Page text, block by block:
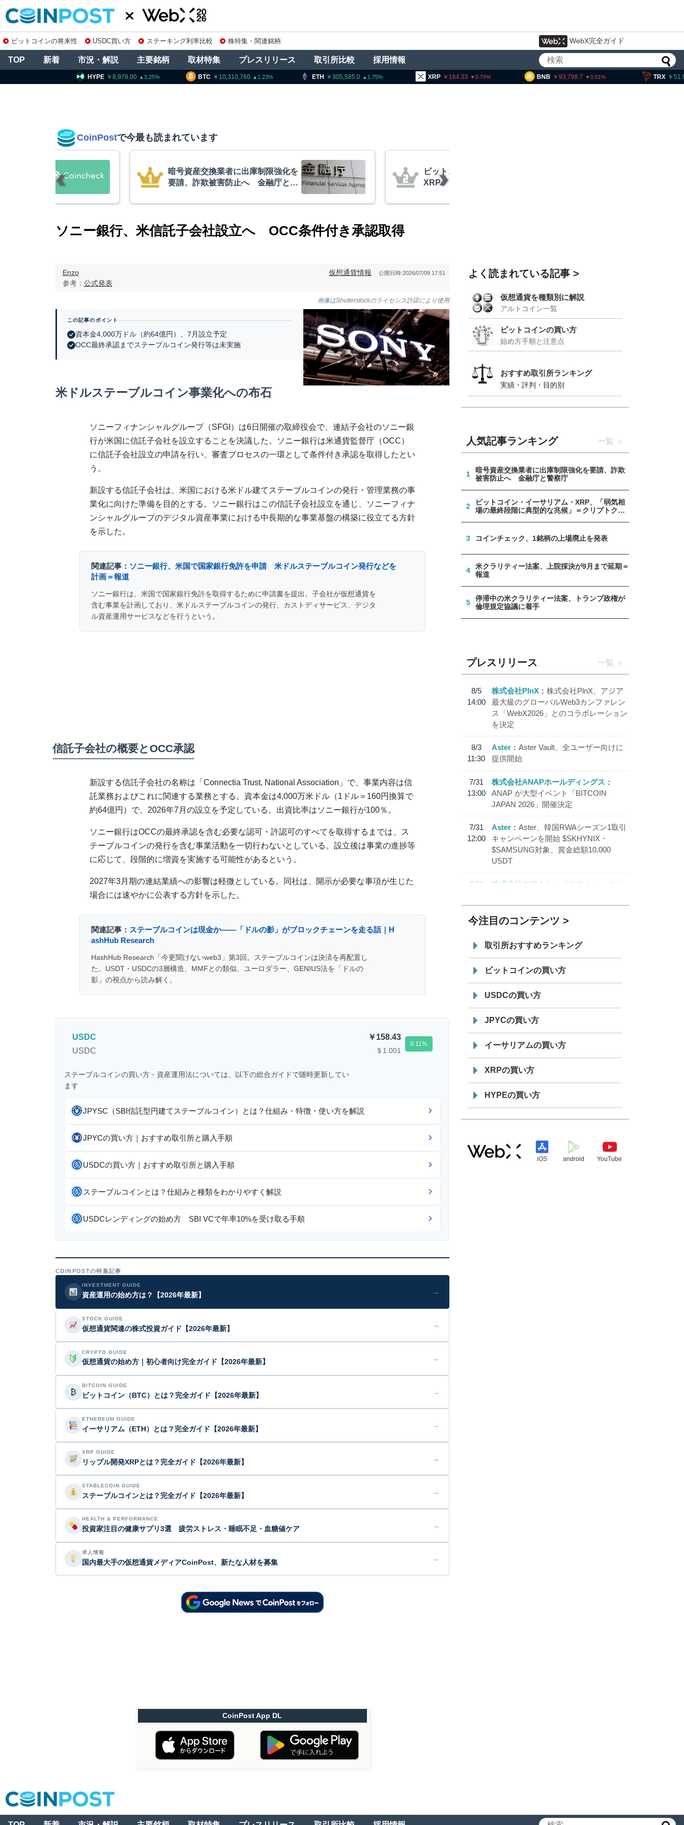
ビットコインの将来性 USDC買い方 ステーキング利率比較 株特集・関連銘柄 WebX完全ガイド
TOP 新着 市況・解説 主要銘柄 取材特集 プレスリリース 取引所比較 採用情報
BTC 10,310,760 ETH 305,585.0 XRP 164.33 BNB 93,798.7 TRX 51.92
CoinPostで今最も読まれています
ビットコイン・イーサリアム・
XRP、「弱気相場の最終段階に典型
コインチェック、1銘柄の上場廃止
を発表
ソニー銀行、米信託子会社設立へ OCC条件付き承認取得
Enzo
参考： 公式発表
仮想通貨情報 公開日時:2026/07/09 17:51
画像はShutterstockのライセンス許諾により使用
この記事のポイント
資本金4,000万ドル（約64億円）、7月設立予定
OCC最終承認までステーブルコイン発行等は未実施
米ドルステーブルコイン事業化への布石
ソニーフィナンシャルグループ（SFGI）は6日開催の取締役会で、連結子会社のソニー銀
行が米国に信託子会社を設立することを決議した。ソニー銀行は米通貨監督庁（OCC）
に信託子会社設立の申請を行い、審査プロセスの一環として条件付き承認を取得したとい
う。
新設する信託子会社は、米国における米ドル建てステーブルコインの発行・管理業務の事
業化に向けた準備を目的とする。ソニー銀行はこの信託子会社設立を通じ、ソニーフィナ
ンシャルグループのデジタル資産事業における中長期的な事業基盤の構築に役立てる方針
を示した。
関連記事： ソニー銀行、米国で国家銀行免許を申請 米ドルステーブルコイン発行などを
計画＝報道
ソニー銀行は、米国で国家銀行免許を取得するために申請書を提出。子会社が仮想通貨を
含む事業を計画しており、米ドルステーブルコインの発行、カストディサービス、デジタ
ル資産運用サービスなどを行うという。
信託子会社の概要とOCC承認
新設する信託子会社の名称は「Connectia Trust, National Association」で、事業内容は信
託業務およびこれに関連する業務とする。資本金は4,000万米ドル（1ドル＝160円換算で
約64億円）で、2026年7月の設立を予定している。出資比率はソニー銀行が100％。
ソニー銀行はOCCの最終承認を含む必要な認可・許認可のすべてを取得するまでは、ス
テーブルコインの発行を含む事業活動を一切行わないとしている。設立後は事業の進捗等
に応じて、段階的に増資を実施する可能性があるという。
2027年3月期の連結業績への影響は軽微としている。同社は、開示が必要な事項が生じた
場合には速やかに公表する方針を示した。
関連記事： ステーブルコインは現金か——「ドルの影」がブロックチェーンを走る話｜H
ashHub Research
HashHub Research「今更聞けないweb3」第3回。ステーブルコインは決済を再配置し
た。USDT・USDCの3層構造、MMFとの類似、ユーロダラー、GENIUS法を「ドルの
影」の視点から読み解く。
USDC
USDC
158.43
＄1.001
0.11
ステーブルコインの買い方・資産運用法については、以下の総合ガイドで随時更新してい
ます
JPYSC（SBI信託型円建てステーブルコイン）とは？仕組み・特徴・使い方を解説
JPYCの買い方｜おすすめ取引所と購入手順
USDCの買い方｜おすすめ取引所と購入手順
ステーブルコインとは？仕組みと種類をわかりやすく解説
USDCレンディングの始め方 SBI VCで年率10%を受け取る手順
COINPOSTの特集記事
INVESTMENT GUIDE
資産運用の始め方は？【2026年最新】 →
STOCK GUIDE
仮想通貨関連の株式投資ガイド【2026年最新】 →
CRYPTO GUIDE
仮想通貨の始め方｜初心者向け完全ガイド【2026年最新】 →
₿
BITCOIN GUIDE
ビットコイン（BTC）とは？完全ガイド【2026年最新】 →
ETHEREUM GUIDE
イーサリアム（ETH）とは？完全ガイド【2026年最新】 →
XRP GUIDE
リップル開発XRPとは？完全ガイド【2026年最新】 →
STABLECOIN GUIDE
ステーブルコインとは？完全ガイド【2026年最新】 →
HEALTH & PERFORMANCE
投資家注目の健康サプリ3選 疲労ストレス・睡眠不足・血糖値ケア →
求人情報
国内最大手の仮想通貨メディアCoinPost、新たな人材を募集 →
CoinPost App DL
よく読まれている記事
仮想通貨を種類別に解説
アルトコイン一覧
ビットコインの買い方
始め方手順と注意点
おすすめ取引所ランキング
実績・評判・目的別
人気記事ランキング 一覧
1
暗号資産交換業者に出庫制限強化を要請、詐欺
被害防止へ 金融庁と警察庁
2
ビットコイン・イーサリアム・XRP、「弱気相
場の最終段階に典型的な兆候」＝クリプトクア
3 コインチェック、1銘柄の上場廃止を発表
4
米クラリティー法案、上院採決が9月まで延期＝
報道
5
停滞中の米クラリティー法案、トランプ政権が
倫理規定協議に着手
プレスリリース 一覧
8/5
14:00
株式会社PlnX
株式会社PlnX、アジア
最大級のグローバルWeb3カンファレン
ス「WebX2026」とのコラボレーション
を決定
8/3
11:30
Aster
Aster Vault、全ユーザー向けに
提供開始
7/31
13:00
株式会社ANAPホールディングス
ANAP が大型イベント「BITCOIN
JAPAN 2026」開催決定
7/31
12:00
Aster
Aster、韓国RWAシーズン1取引
キャンペーンを開始 $SKHYNIX・
$SAMSUNG対象、賞金総額10,000
USDT
7/30
株式会社モアクト
「モアクト」 のポ
「 JPYC」を追加
19:30
てステーブルコイン「JPYSC」徹底解
説セミナーを開催
今注目のコンテンツ
取引所おすすめランキング
ビットコインの買い方
USDCの買い方
JPYCの買い方
イーサリアムの買い方
XRPの買い方
HYPEの買い方
iOS android YouTube